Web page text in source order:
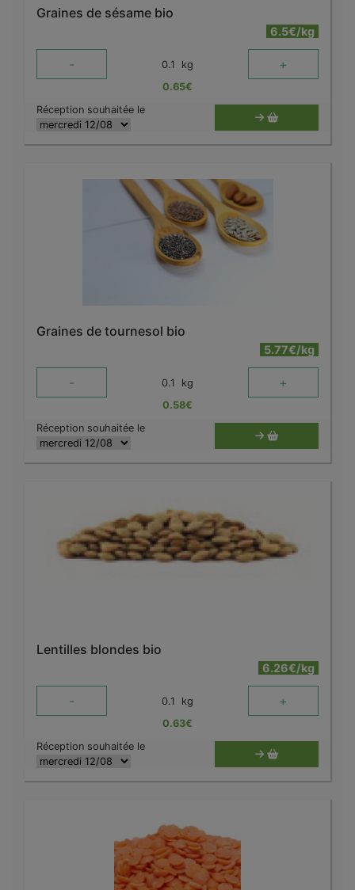
Graines de sésame bio
6.5€/kg
- 0.1 kg +
0.65€
Réception souhaitée le
Graines de tournesol bio
5.77€/kg
- 0.1 kg +
0.58€
Réception souhaitée le
Lentilles blondes bio
6.26€/kg
- 0.1 kg +
0.63€
Réception souhaitée le